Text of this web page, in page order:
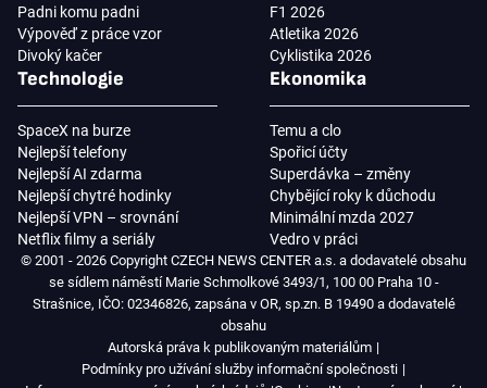
Padni komu padni
Výpověď z práce vzor
Divoký kačer
F1 2026
Atletika 2026
Cyklistika 2026
Technologie
SpaceX na burze
Nejlepší telefony
Nejlepší AI zdarma
Nejlepší chytré hodinky
Nejlepší VPN – srovnání
Netflix filmy a seriály
Ekonomika
Temu a clo
Spořicí účty
Superdávka – změny
Chybějící roky k důchodu
Minimální mzda 2027
Vedro v práci
© 2001 - 2026 Copyright CZECH NEWS CENTER a.s. a dodavatelé obsahu
se sídlem náměstí Marie Schmolkové 3493/1, 100 00 Praha 10 -
Strašnice, IČO: 02346826, zapsána v OR, sp.zn. B 19490 a dodavatelé
obsahu
Autorská práva k publikovaným materiálům
Podmínky pro užívání služby informační společnosti